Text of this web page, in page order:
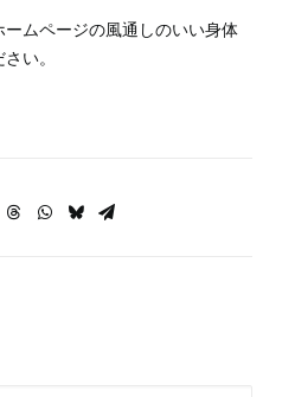
ムページの風通しのいい身体
い。